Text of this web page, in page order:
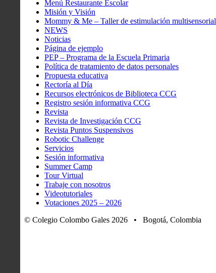
Menú Restaurante Escolar
Misión y Visión
Mommy & Me – Taller de estimulación multisensorial
NEWS
Noticias
Página de ejemplo
PEP – Programa de la Escuela Primaria
Política de tratamiento de datos personales
Propuesta educativa
Rectoría al Día
Recursos electrónicos de Biblioteca CCG
Registro sesión informativa CCG
Revista
Revista de Investigación CCG
Revista Puntos Suspensivos
Robotic Challenge
Servicios
Sesión informativa
Summer Camp
Tour Virtual
Trabaje con nosotros
Videotutoriales
Votaciones 2025 – 2026
© Colegio Colombo Gales 2026 • Bogotá, Colombia